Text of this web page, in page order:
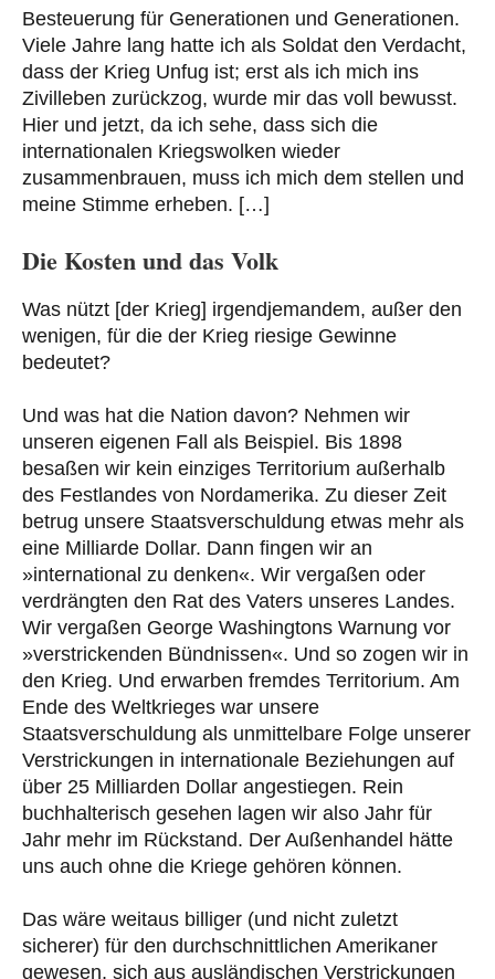
Besteuerung für Generationen und Generationen.
Viele Jahre lang hatte ich als Soldat den Verdacht,
dass der Krieg Unfug ist; erst als ich mich ins
Zivilleben zurückzog, wurde mir das voll bewusst.
Hier und jetzt, da ich sehe, dass sich die
internationalen Kriegswolken wieder
zusammenbrauen, muss ich mich dem stellen und
meine Stimme erheben. […]
Die Kosten und das Volk
Was nützt [der Krieg] irgendjemandem, außer den
wenigen, für die der Krieg riesige Gewinne
bedeutet?
Und was hat die Nation davon? Nehmen wir
unseren eigenen Fall als Beispiel. Bis 1898
besaßen wir kein einziges Territorium außerhalb
des Festlandes von Nordamerika. Zu dieser Zeit
betrug unsere Staatsverschuldung etwas mehr als
eine Milliarde Dollar. Dann fingen wir an
»international zu denken«. Wir vergaßen oder
verdrängten den Rat des Vaters unseres Landes.
Wir vergaßen George Washingtons Warnung vor
»verstrickenden Bündnissen«. Und so zogen wir in
den Krieg. Und erwarben fremdes Territorium. Am
Ende des Weltkrieges war unsere
Staatsverschuldung als unmittelbare Folge unserer
Verstrickungen in internationale Beziehungen auf
über 25 Milliarden Dollar angestiegen. Rein
buchhalterisch gesehen lagen wir also Jahr für
Jahr mehr im Rückstand. Der Außenhandel hätte
uns auch ohne die Kriege gehören können.
Das wäre weitaus billiger (und nicht zuletzt
sicherer) für den durchschnittlichen Amerikaner
gewesen, sich aus ausländischen Verstrickungen